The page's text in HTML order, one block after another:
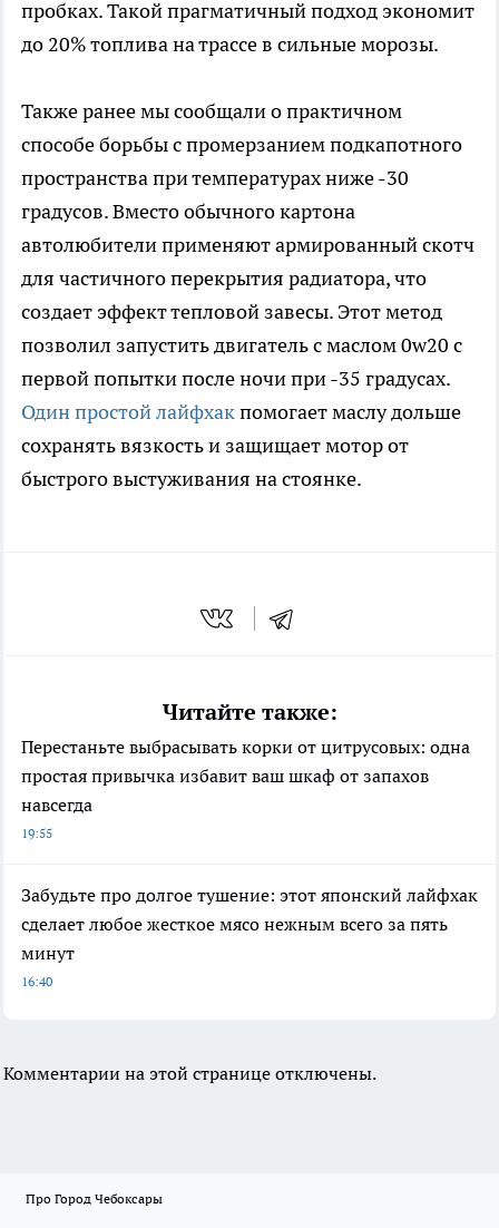
пробках. Такой прагматичный подход экономит
до 20% топлива на трассе в сильные морозы.
Также ранее мы сообщали о практичном
способе борьбы с промерзанием подкапотного
пространства при температурах ниже -30
градусов. Вместо обычного картона
автолюбители применяют армированный скотч
для частичного перекрытия радиатора, что
создает эффект тепловой завесы. Этот метод
позволил запустить двигатель с маслом 0w20 с
первой попытки после ночи при -35 градусах.
Один простой лайфхакпомогает маслу дольше
сохранять вязкость и защищает мотор от
быстрого выстуживания на стоянке.
Читайте также:
Перестаньте выбрасывать корки от цитрусовых: одна
простая привычка избавит ваш шкаф от запахов
навсегда
19:55
Забудьте про долгое тушение: этот японский лайфхак
сделает любое жесткое мясо нежным всего за пять
минут
16:40
Комментарии на этой странице отключены.
Про Город Чебоксары